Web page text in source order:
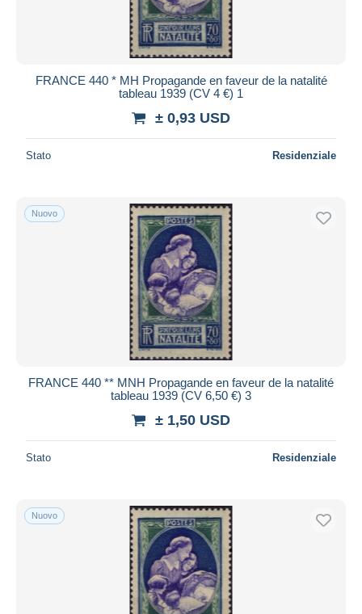
FRANCE 440 * MH Propagande en faveur de la natalité
tableau 1939 (CV 4 €) 1
± 0,93 USD
Stato Residenziale
Nuovo
FRANCE 440 ** MNH Propagande en faveur de la natalité
tableau 1939 (CV 6,50 €) 3
± 1,50 USD
Stato Residenziale
Nuovo